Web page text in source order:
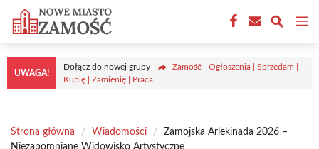
Przejdź
treści
UWAGA!
Dołącz do nowej grupy
Zamość - Ogłoszenia | Sprzedam |
Kupię | Zamienię | Praca
Strona główna / Wiadomości /
Zamojska Arlekinada 2026 –
Niezapomniane Widowisko Artystyczne